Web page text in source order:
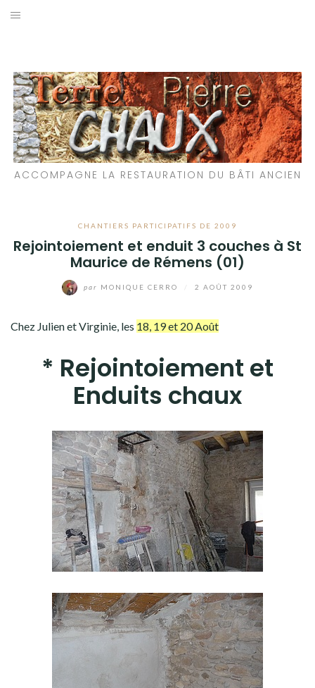
Aller
ACCOMPAGNE LA RESTAURATION DU BÂTI ANCIEN
CHANTIERS PARTICIPATIFS DE 2009
Rejointoiement et enduit 3 couches à St
Maurice de Rémens (01)
par MONIQUE CERRO 2 AOÛT 2009
Chez Julien et Virginie, les 18, 19 et 20 Août
* Rejointoiement et
Enduits chaux
PARTICIPATIFS
CHANTIERS RÉALISÉS
QUE PROPOSONS-NOUS ?